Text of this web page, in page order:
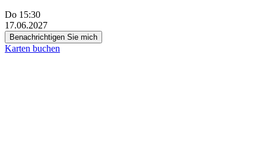
Do 15:30
17.06.2027
Benachrichtigen Sie mich
Karten buchen